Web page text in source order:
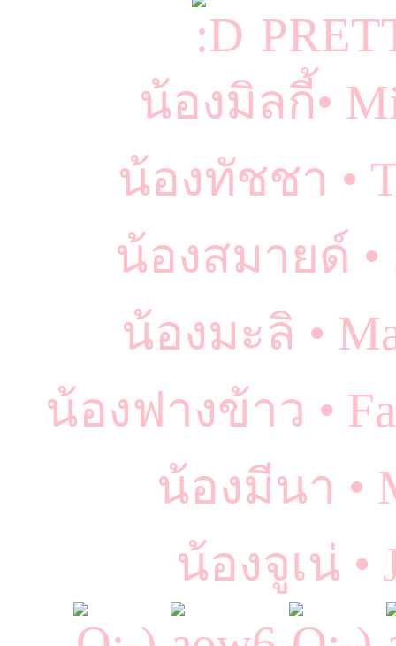
น้องมิลกี้•
น้องทัชชา •
น้องสมายด์ •
น้องมะลิ •
น้องฟางข้าว •
น้องมีนา •
น้องจูเน่ •